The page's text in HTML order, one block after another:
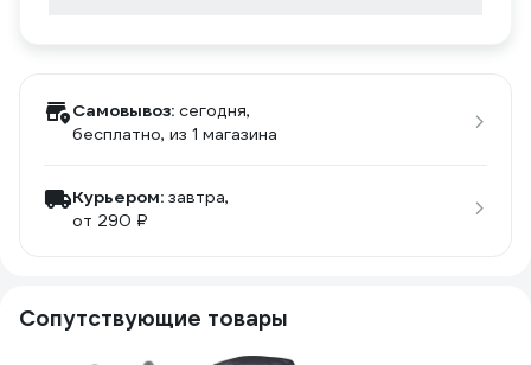
Самовывоз: сегодня,
бесплатно, из 1 магазина
Курьером: завтра,
от 290 ₽
Сопутствующие товары